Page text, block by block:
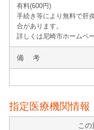
有料(600円)
手続き等により無料で肝
合があります。
詳しくは尼崎市ホームペ
備 考
指定医療機関情報
こ